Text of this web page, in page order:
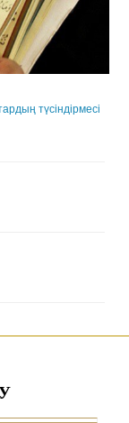
түсіндірмесі